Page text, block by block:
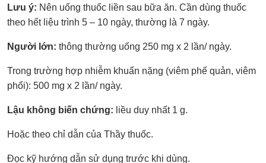
Lưu ý: Nên uống thuốc liền sau bữa ăn. Cần dùng thuốc
theo hết liệu trình 5 – 10 ngày, thường là 7 ngày.
Người lớn: thông thường uống 250 mg x 2 lần/ ngày.
Trong trường hợp nhiễm khuẩn nặng (viêm phế quản, viêm
phổi): 500 mg x 2 lần/ ngày.
Lậu không biến chứng: liều duy nhất 1 g.
Hoặc theo chỉ dẫn của Thầy thuốc.
Đọc kỹ hướng dẫn sử dụng trước khi dùng.